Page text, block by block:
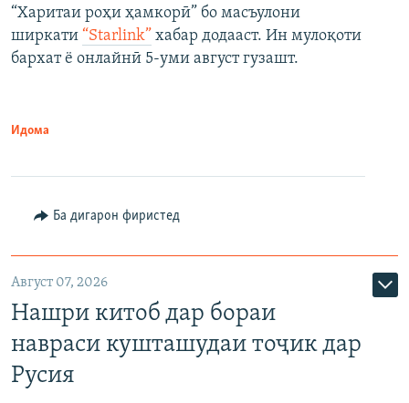
“Харитаи роҳи ҳамкорӣ” бо масъулони
ширкати “Starlink” хабар додааст. Ин мулоқоти
бархат ё онлайнӣ 5-уми август гузашт.
Идома
Ба дигарон фиристед
Август 07, 2026
Нашри китоб дар бораи
навраси кушташудаи тоҷик дар
Русия